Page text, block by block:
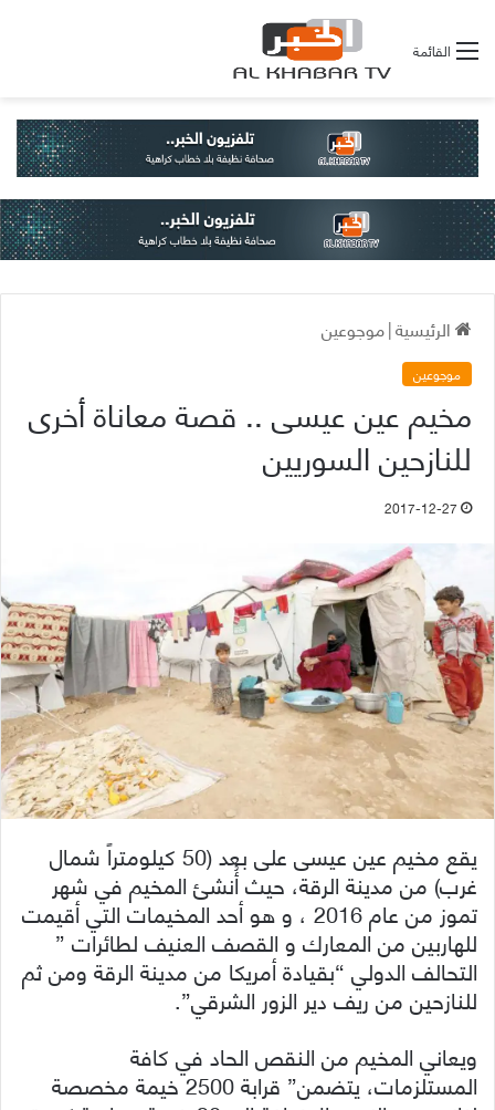
القائمة
الرئيسية|موجوعين
موجوعين
مخيم عين عيسى .. قصة معاناة أخرى
للنازحين السوريين
2017-12-27
يقع مخيم عين عيسى على بعد (50 كيلومتراً شمال
غرب) من مدينة الرقة، حيث أُنشئ المخيم في شهر
تموز من عام 2016 ، و هو أحد المخيمات التي أقيمت
للهاربين من المعارك و القصف العنيف لطائرات ”
التحالف الدولي “بقيادة أمريكا من مدينة الرقة ومن ثم
للنازحين من ريف دير الزور الشرقي”.
ويعاني المخيم من النقص الحاد في كافة
المستلزمات، يتضمن” قرابة 2500 خيمة مخصصة